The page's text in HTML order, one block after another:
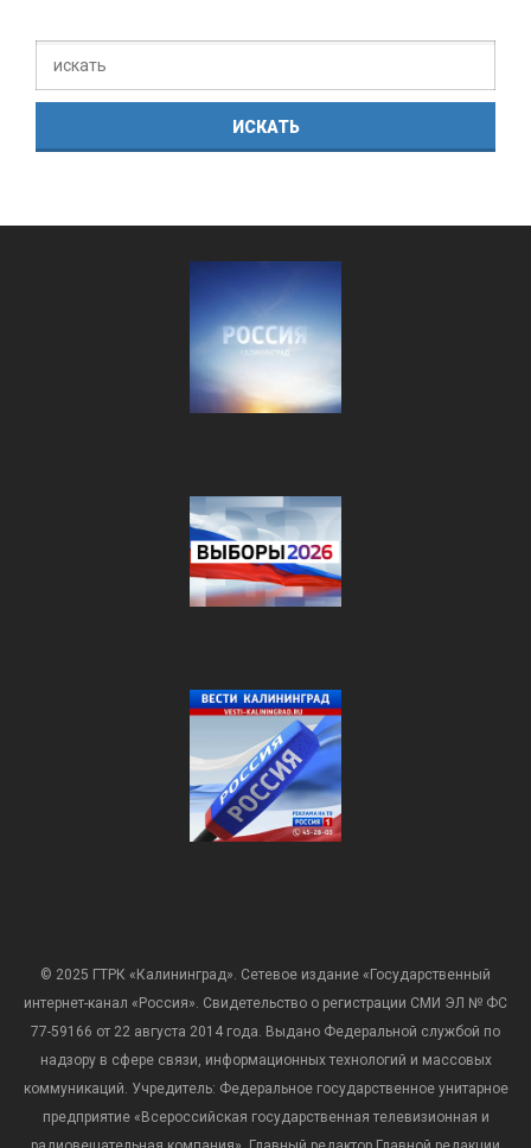
© 2025 ГТРК «Калининград». Сетевое издание «Государственный
интернет-канал «Россия». Свидетельство о регистрации СМИ ЭЛ № ФС
77-59166 от 22 августа 2014 года. Выдано Федеральной службой по
надзору в сфере связи, информационных технологий и массовых
коммуникаций. Учредитель: Федеральное государственное унитарное
предприятие «Всероссийская государственная телевизионная и